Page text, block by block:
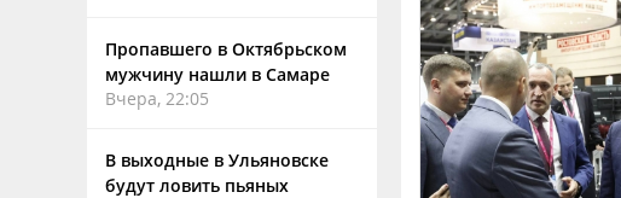
Пропавшего в Октябрьском
мужчину нашли в Самаре
Вчера, 22:05
В выходные в Ульяновске
будут ловить пьяных